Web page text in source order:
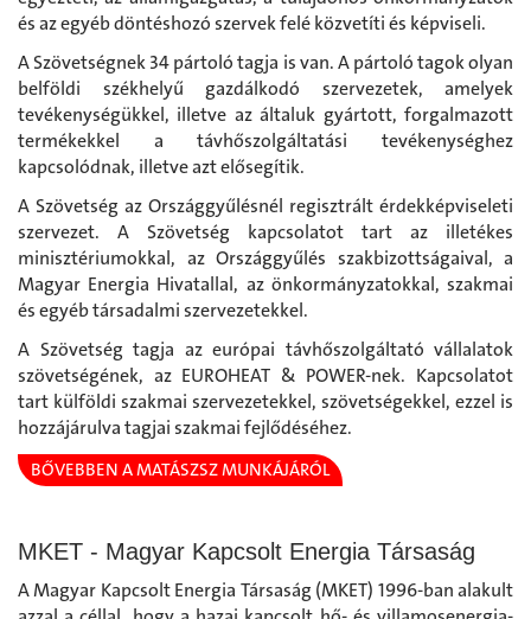
és az egyéb döntéshozó szervek felé közvetíti és képviseli.
A Szövetségnek 34 pártoló tagja is van. A pártoló tagok olyan
belföldi székhelyű gazdálkodó szervezetek, amelyek
tevékenységükkel, illetve az általuk gyártott, forgalmazott
termékekkel a távhőszolgáltatási tevékenységhez
kapcsolódnak, illetve azt elősegítik.
A Szövetség az Országgyűlésnél regisztrált érdekképviseleti
szervezet. A Szövetség kapcsolatot tart az illetékes
minisztériumokkal, az Országgyűlés szakbizottságaival, a
Magyar Energia Hivatallal, az önkormányzatokkal, szakmai
és egyéb társadalmi szervezetekkel.
A Szövetség tagja az európai távhőszolgáltató vállalatok
szövetségének, az EUROHEAT & POWER-nek. Kapcsolatot
tart külföldi szakmai szervezetekkel, szövetségekkel, ezzel is
hozzájárulva tagjai szakmai fejlődéséhez.
BŐVEBBEN A MATÁSZSZ MUNKÁJÁRÓL
MKET - Magyar Kapcsolt Energia Társaság
A Magyar Kapcsolt Energia Társaság (MKET) 1996-ban alakult